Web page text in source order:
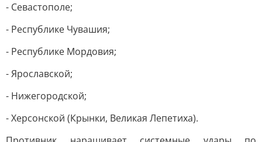
- Севастополе;
- Республике Чувашия;
- Республике Мордовия;
- Ярославской;
- Нижегородской;
- Херсонской (Крынки, Великая Лепетиха).